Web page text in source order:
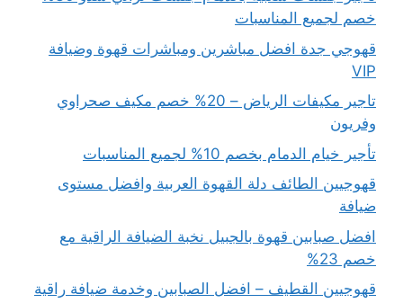
خصم لجميع المناسبات
قهوجي جدة افضل مباشرين ومباشرات قهوة وضيافة
VIP
تاجير مكيفات الرياض – 20% خصم مكيف صحراوي
وفريون
تأجير خيام الدمام بخصم 10% لجميع المناسبات
قهوجيين الطائف دلة القهوة العربية وافضل مستوى
ضيافة
افضل صبابين قهوة بالجبيل نخبة الضيافة الراقية مع
خصم 23%
قهوجيين القطيف – افضل الصبابين وخدمة ضيافة راقية